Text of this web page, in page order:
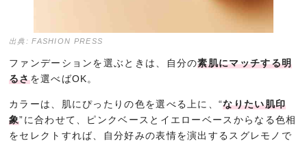
出典: FASHION PRESS
ファンデーションを選ぶときは、自分の素肌にマッチする明
るさを選べばOK。
カラーは、肌にぴったりの色を選べる上に、“なりたい肌印
象”に合わせて、ピンクベースとイエローベースからなる色相
をセレクトすれば、自分好みの表情を演出するスグレモノで